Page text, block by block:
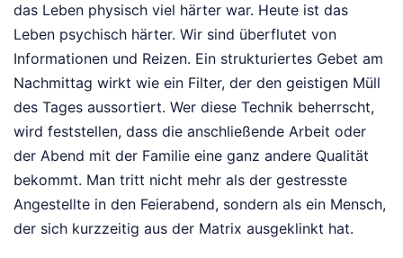
das Leben physisch viel härter war. Heute ist das
Leben psychisch härter. Wir sind überflutet von
Informationen und Reizen. Ein strukturiertes Gebet am
Nachmittag wirkt wie ein Filter, der den geistigen Müll
des Tages aussortiert. Wer diese Technik beherrscht,
wird feststellen, dass die anschließende Arbeit oder
der Abend mit der Familie eine ganz andere Qualität
bekommt. Man tritt nicht mehr als der gestresste
Angestellte in den Feierabend, sondern als ein Mensch,
der sich kurzzeitig aus der Matrix ausgeklinkt hat.